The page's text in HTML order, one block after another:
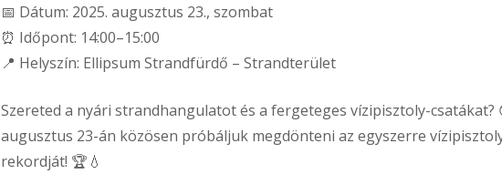
📅 Dátum: 2025. augusztus 23., szombat
⏰ Időpont: 14:00–15:00
📍 Helyszín: Ellipsum Strandfürdő – Strandterület
Szereted a nyári strandhangulatot és a fergeteges vízipisztoly-csatákat?
augusztus 23-án közösen próbáljuk megdönteni az egyszerre
rekordját! 🏆💧